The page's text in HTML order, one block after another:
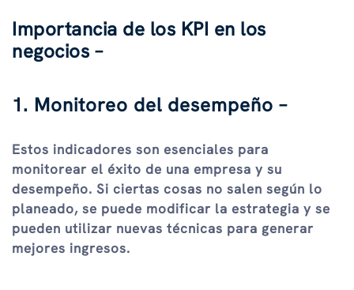
Importancia de los KPI en los
negocios –
1. Monitoreo del desempeño –
Estos indicadores son esenciales para
monitorear el éxito de una empresa y su
desempeño. Si ciertas cosas no salen según lo
planeado, se puede modificar la estrategia y se
pueden utilizar nuevas técnicas para generar
mejores ingresos.